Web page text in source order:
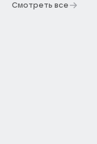
Смотреть все